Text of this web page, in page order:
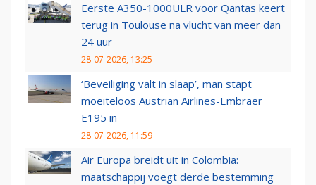
Eerste A350-1000ULR voor Qantas keert
terug in Toulouse na vlucht van meer dan
24 uur
28-07-2026, 13:25
‘Beveiliging valt in slaap’, man stapt
moeiteloos Austrian Airlines-Embraer
E195 in
28-07-2026, 11:59
Air Europa breidt uit in Colombia:
maatschappij voegt derde bestemming